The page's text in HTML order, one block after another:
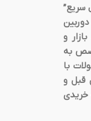
سریع”
بازار و
به
با
قبل و
خریدی